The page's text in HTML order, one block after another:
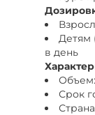
Детям
в день
Срок